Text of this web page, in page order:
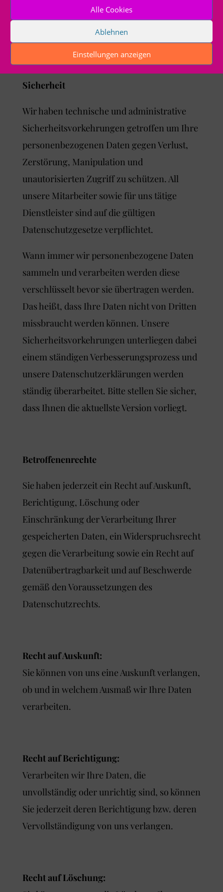
Alle Cookies
Ablehnen
Einstellungen anzeigen
Einschränkungen in der Nutzung mancher
Bereiche unserer Internetseiten kommen.
[cookie-control]
Sicherheit
Wir haben technische und administrative
Sicherheitsvorkehrungen getroffen um Ihre
personenbezogenen Daten gegen Verlust,
Zerstörung, Manipulation und
unautorisierten Zugriff zu schützen. All
unsere Mitarbeiter sowie für uns tätige
Dienstleister sind auf die gültigen
Datenschutzgesetze verpflichtet.
Wann immer wir personenbezogene Daten
sammeln und verarbeiten werden diese
verschlüsselt bevor sie übertragen werden.
Das heißt, dass Ihre Daten nicht von Dritten
missbraucht werden können. Unsere
Sicherheitsvorkehrungen unterliegen dabei
einem ständigen Verbesserungsprozess und
unsere Datenschutzerklärungen werden
ständig überarbeitet. Bitte stellen Sie sicher,
dass Ihnen die aktuellste Version vorliegt.
Betroffenenrechte
Sie haben jederzeit ein Recht auf Auskunft,
Berichtigung, Löschung oder
Einschränkung der Verarbeitung Ihrer
gespeicherten Daten, ein Widerspruchsrecht
gegen die Verarbeitung sowie ein Recht auf
Datenübertragbarkeit und auf Beschwerde
gemäß den Voraussetzungen des
Datenschutzrechts.
Recht auf Auskunft:
Sie können von uns eine Auskunft verlangen,
ob und in welchem Ausmaß wir Ihre Daten
verarbeiten.
Recht auf Berichtigung:
Verarbeiten wir Ihre Daten, die
unvollständig oder unrichtig sind, so können
Sie jederzeit deren Berichtigung bzw. deren
Vervollständigung von uns verlangen.
Recht auf Löschung: